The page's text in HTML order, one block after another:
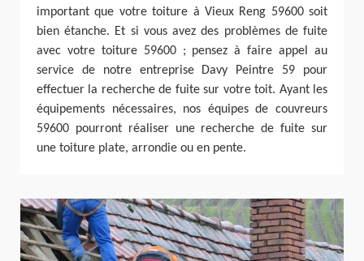
important que votre toiture à Vieux Reng 59600 soit
bien étanche. Et si vous avez des problèmes de fuite
avec votre toiture 59600 ; pensez à faire appel au
service de notre entreprise Davy Peintre 59 pour
effectuer la recherche de fuite sur votre toit. Ayant les
équipements nécessaires, nos équipes de couvreurs
59600 pourront réaliser une recherche de fuite sur
une toiture plate, arrondie ou en pente.